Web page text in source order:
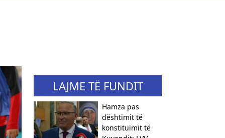
LAJME TË FUNDIT
Hamza pas
dështimit të
konstituimit të